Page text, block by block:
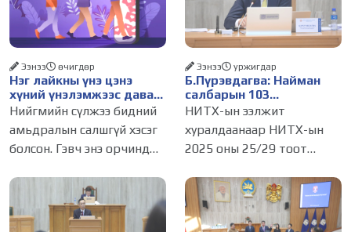
Нэг лайкны үнэ цэнэ
хүний үнэлэмжээс давах
болсон уу?
Ээнээ өчигдѳр
Нийгмийн сүлжээ бидний
амьдралын салшгүй хэсэг
болсон. Гэвч энэ орчинд
амжилт, тэр ч байтугай
хүний үнэ цэнийг хүртэл
лайк, шэйр, дагагчийн
Б.Пүрэвдагва: Найман
салбарын 103
үйлчилгээний
бүртгэлийг цуцалснаар
бизнес эрхлэхэд таатай
нөхцөл бүрдэнэ
Ээнээ уржигдар
НИТХ-ын ээлжит
хуралдаанаар НИТХ-ын
2025 оны 25/29 тоот
журмын зарим хэсгийг
хүчингүй болгож,
зөвшөөрлийн шинжтэй